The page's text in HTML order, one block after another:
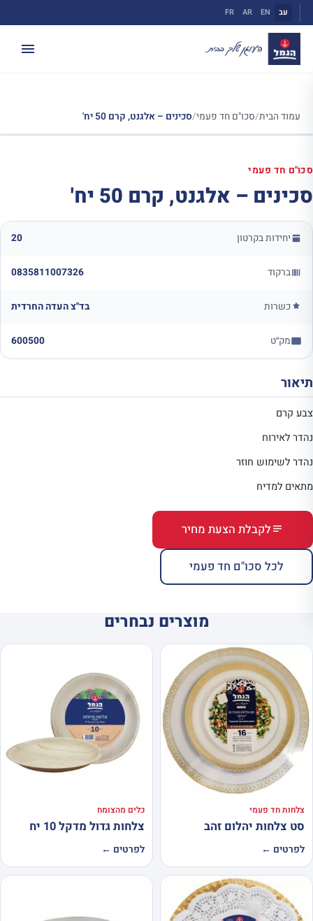
לתוכן
עב EN
AR
FR
עמוד הבית/סכו"ם חד פעמי/סכינים – אלגנט, קרם 50 יח'
סכו"ם חד פעמי
סכינים – אלגנט, קרם 50 יח'
יחידות בקרטון 20
ברקוד 0835811007326
כשרות בד"צ העדה החרדית
מק״ט 600500
תיאור
צבע קרם
נהדר לאירוח
נהדר לשימוש חוזר
מתאים למדיח
לקבלת הצעת מחיר
לכל סכו"ם חד פעמי
מוצרים נבחרים
צלחות חד פעמי
סט צלחות יהלום זהב
לפרטים ←
כלים מהצומח
צלחות גדול מדקל 10 יח
לפרטים ←